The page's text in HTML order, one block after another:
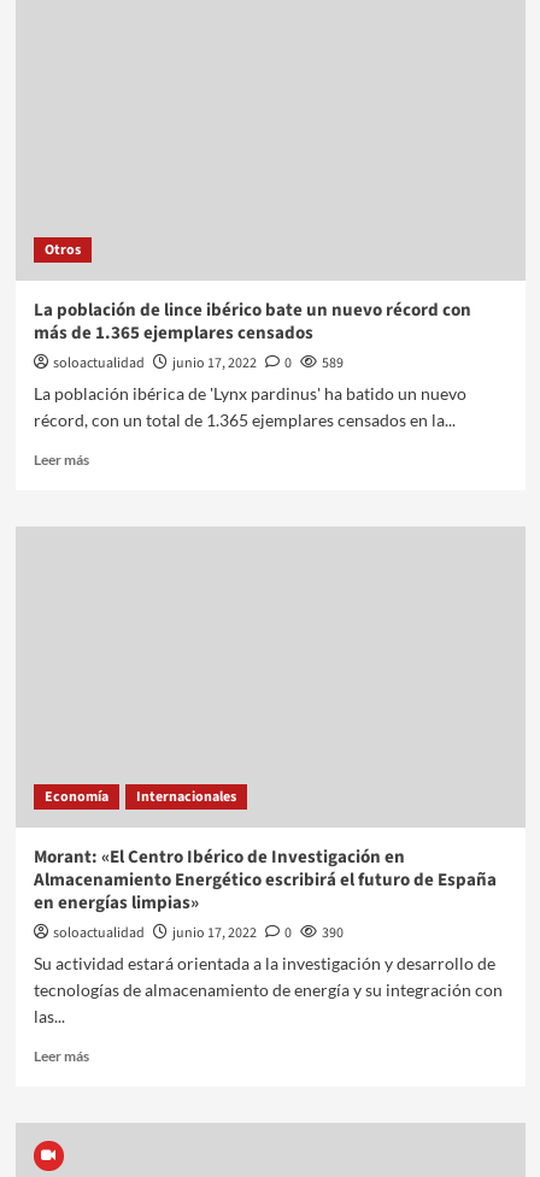
Otros
La población de lince ibérico bate un nuevo récord con
más de 1.365 ejemplares censados
soloactualidad junio 17, 2022 0
589
La población ibérica de 'Lynx pardinus' ha batido un nuevo
récord, con un total de 1.365 ejemplares censados en la...
Leer más
Economía Internacionales
Morant: «El Centro Ibérico de Investigación en
Almacenamiento Energético escribirá el futuro de España
en energías limpias»
soloactualidad junio 17, 2022 0
390
Su actividad estará orientada a la investigación y desarrollo de
tecnologías de almacenamiento de energía y su integración con
las...
Leer más